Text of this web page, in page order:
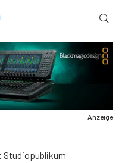
Anzeige
Studiopublikum